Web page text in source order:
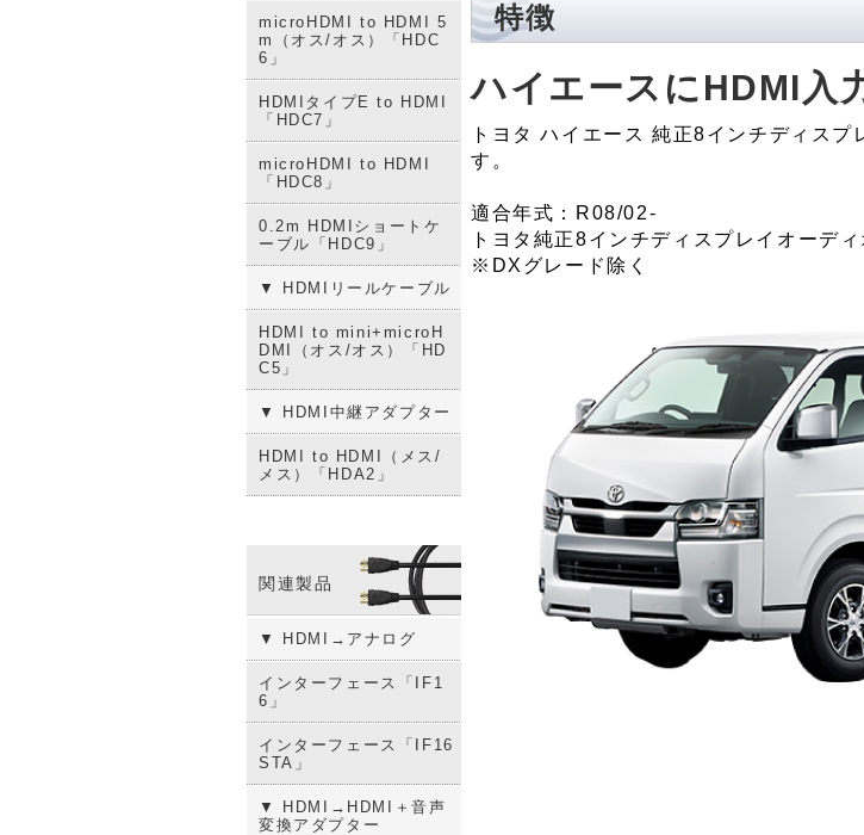
microHDMI to HDMI 5
m（オス/オス）「HDC
6」
HDMIタイプE to HDMI
「HDC7」
microHDMI to HDMI
「HDC8」
0.2m HDMIショートケ
ーブル「HDC9」
▼ HDMIリールケーブル
HDMI to mini+microH
DMI（オス/オス）「HD
C5」
▼ HDMI中継アダプター
HDMI to HDMI（メス/
メス）「HDA2」
関連製品
▼ HDMI→アナログ
インターフェース「IF1
6」
インターフェース「IF16
STA」
▼ HDMI→HDMI＋音声
変換アダプター
特徴
ハイエースにHDMI入
トヨタ ハイエース 純正8インチディス
す。
適合年式：R08/02-
トヨタ純正8インチディスプレイオーディ
※DXグレード除く